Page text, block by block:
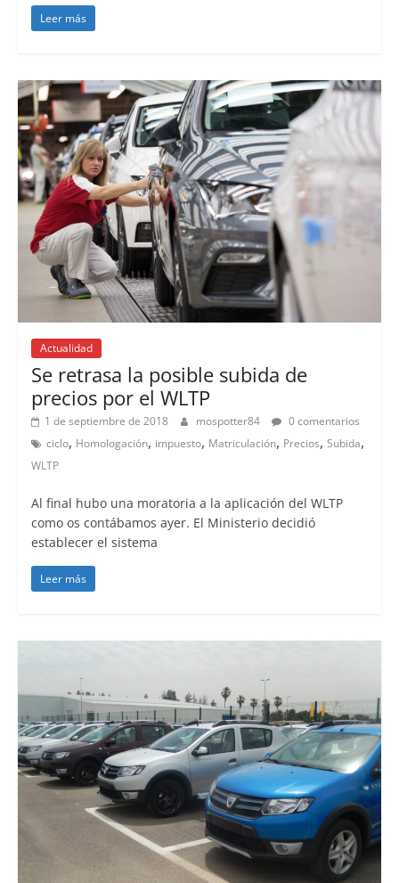
Leer más
Actualidad
Se retrasa la posible subida de
precios por el WLTP
1 de septiembre de 2018 mospotter84
0 comentarios
ciclo, Homologación, impuesto, Matriculación, Precios, Subida,
WLTP
Al final hubo una moratoria a la aplicación del WLTP
como os contábamos ayer. El Ministerio decidió
establecer el sistema
Leer más